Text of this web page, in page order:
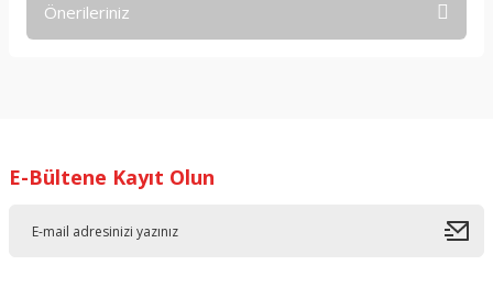
Önerileriniz
Ürün resmi kalitesiz, bozuk veya görüntülenemiyor.
E-Bültene Kayıt Olun